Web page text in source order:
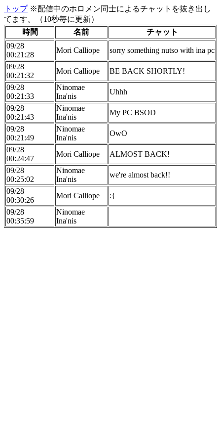
トップ※配信中のホロメン同士によるチャットを抜き出し
てます。（10秒毎に更新）
時間
名前
チャット
09/28
00:21:28
Mori Calliope
sorry something nutso with ina pc
09/28
00:21:32
Mori Calliope
BE BACK SHORTLY!
09/28
00:21:33
Ninomae
Ina'nis
Uhhh
09/28
00:21:43
Ninomae
Ina'nis
My PC BSOD
09/28
00:21:49
Ninomae
Ina'nis
OwO
09/28
00:24:47
Mori Calliope
ALMOST BACK!
09/28
00:25:02
Ninomae
Ina'nis
we're almost back!!
09/28
00:30:26
Mori Calliope
:{
09/28
00:35:59
Ninomae
Ina'nis